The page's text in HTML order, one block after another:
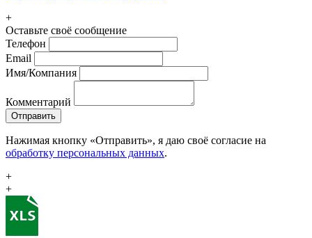
+
Оставьте своё сообщение
Телефон
Email
Имя/Компания
Комментарий
Отправить
Нажимая кнопку «Отправить», я даю своё согласие на
обработку персональных данных.
+
+